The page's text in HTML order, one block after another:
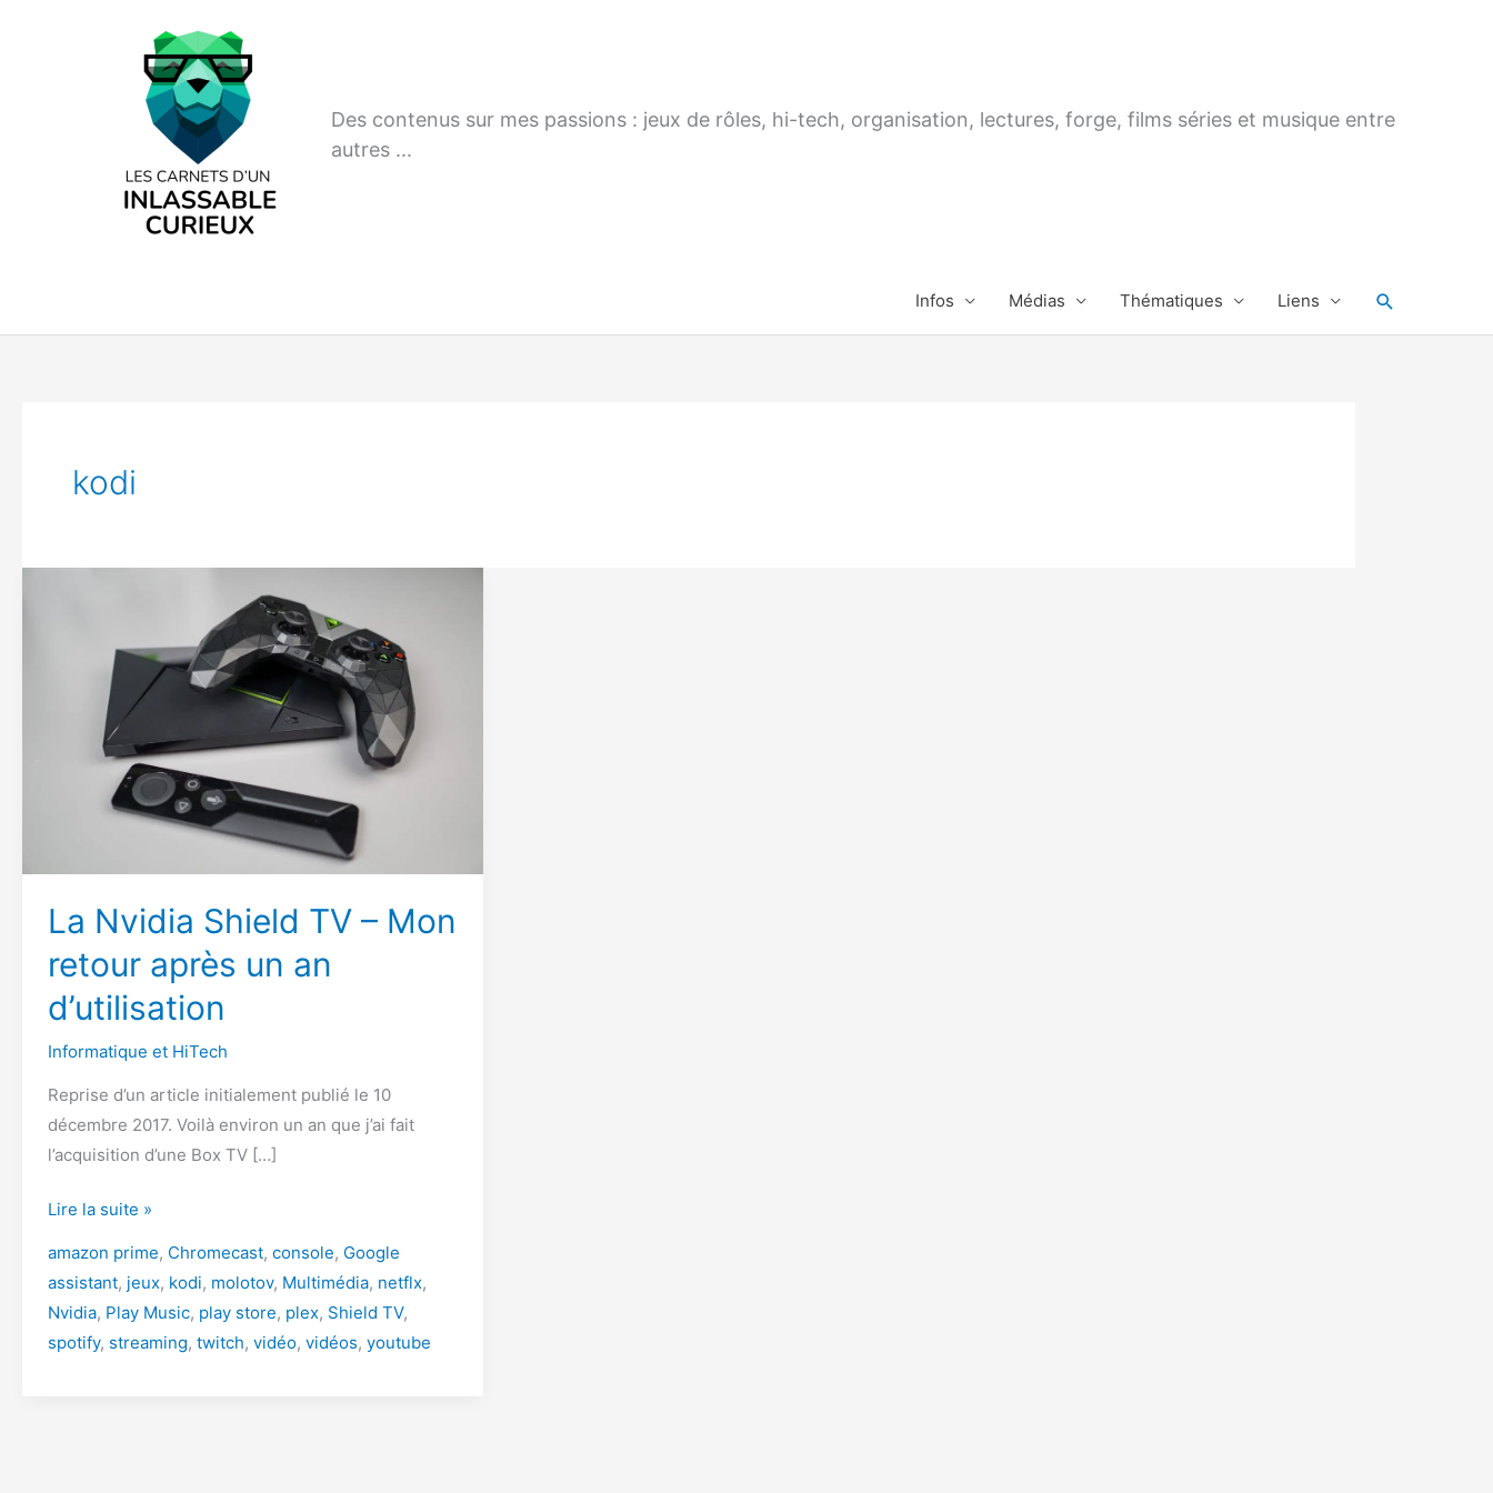
Des contenus sur mes passions : jeux de rôles, hi-tech, organisation, lectures, forge, films séries et musique entre
autres ...
Infos Médias Thématiques Liens Rechercher
kodi
La Nvidia Shield TV – Mon
retour après un an
d’utilisation
Informatique et HiTech
Reprise d’un article initialement publié le 10
décembre 2017. Voilà environ un an que j’ai fait
l’acquisition d’une Box TV […]
La
Mon
Lire la suite »
amazon prime, Chromecast, console, Google
assistant, jeux, kodi, molotov, Multimédia, netflx,
Nvidia, Play Music, play store, plex, Shield TV,
spotify, streaming, twitch, vidéo, vidéos, youtube